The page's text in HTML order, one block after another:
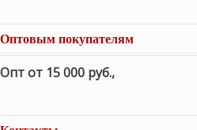
Оптовым покупателям
Опт от 15 000 руб.,